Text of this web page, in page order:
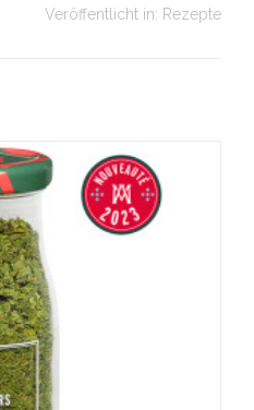
Veröffentlicht in: Rezepte